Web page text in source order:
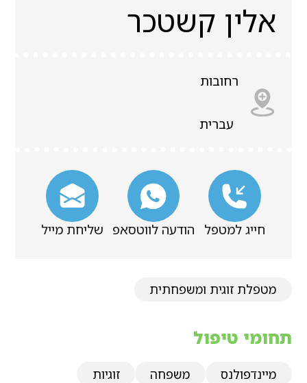
אלין קשטכר
רחובות
עברית
חייג למטפל הודעה לווטסאפ שליחת מייל
מטפלת זוגית ומשפחתית
תחומי טיפול
מיינדפולנס משפחה
זוגיות